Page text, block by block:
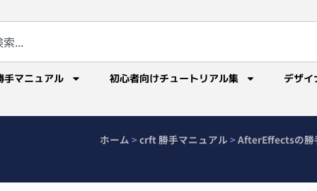
手マニュアル 初心者向けチュートリアル集 デザイ
ホーム >crft 勝手マニュアル >AfterEffectsの勝